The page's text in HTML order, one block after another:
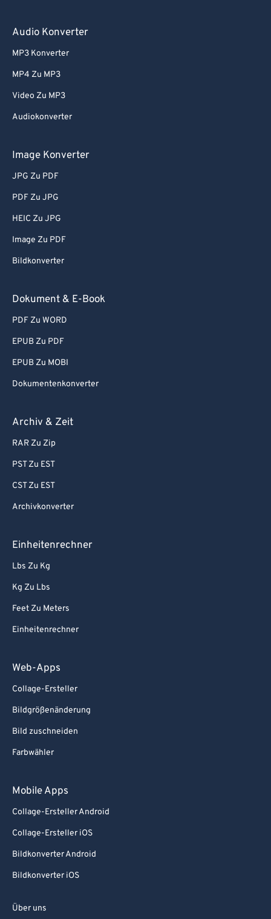
Audio Konverter
MP3 Konverter
MP4 Zu MP3
Video Zu MP3
Audiokonverter
Image Konverter
JPG Zu PDF
PDF Zu JPG
HEIC Zu JPG
Image Zu PDF
Bildkonverter
Dokument & E-Book
PDF Zu WORD
EPUB Zu PDF
EPUB Zu MOBI
Dokumentenkonverter
Archiv & Zeit
RAR Zu Zip
PST Zu EST
CST Zu EST
Archivkonverter
Einheitenrechner
Lbs Zu Kg
Kg Zu Lbs
Feet Zu Meters
Einheitenrechner
Web-Apps
Collage-Ersteller
Bildgrößenänderung
Bild zuschneiden
Farbwähler
Mobile Apps
Collage-Ersteller Android
Collage-Ersteller iOS
Bildkonverter Android
Bildkonverter iOS
Über uns